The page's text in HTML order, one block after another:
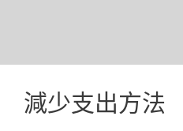
減少支出方法